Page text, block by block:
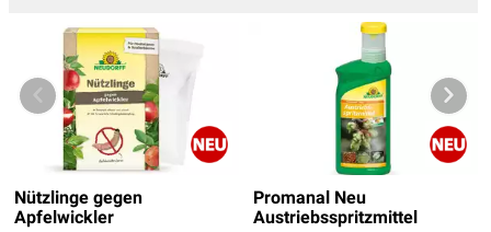
Nützlinge gegen
Apfelwickler
Promanal Neu
Austriebsspritzmittel